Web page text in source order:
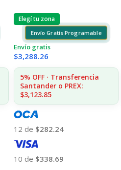
Elegí tu zona
Envío Gratis Programable
Envío gratis
$3,288.26
5% OFF · Transferencia
Santander o PREX:
$3,123.85
12 de $282.24
10 de $338.69